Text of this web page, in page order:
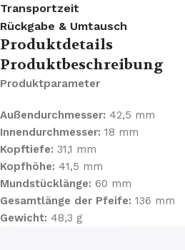
Transportzeit
Rückgabe & Umtausch
Produktdetails
Produktbeschreibung
Produktparameter
Außendurchmesser: 42,5 mm
Innendurchmesser: 18 mm
Kopftiefe: 31,1 mm
Kopfhöhe: 41,5 mm
Mundstücklänge: 60 mm
Gesamtlänge der Pfeife: 136 mm
Gewicht: 48,3 g